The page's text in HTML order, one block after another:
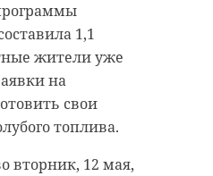
1,1
жители уже
на
свои
топлива.
вторник, 12 мая,